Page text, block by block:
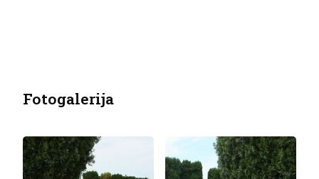
Fotogalerija